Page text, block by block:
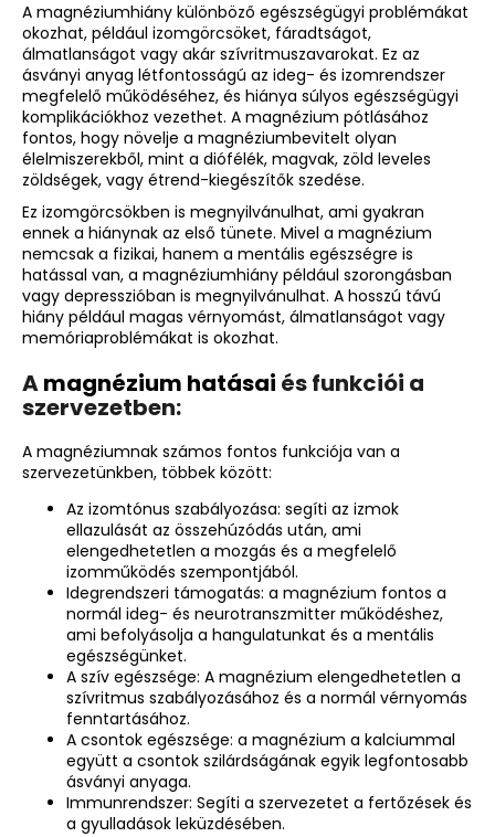
A magnéziumhiány különböző egészségügyi problémákat
okozhat, például izomgörcsöket, fáradtságot,
álmatlanságot vagy akár szívritmuszavarokat. Ez az
ásványi anyag létfontosságú az ideg- és izomrendszer
megfelelő működéséhez, és hiánya súlyos egészségügyi
komplikációkhoz vezethet. A magnézium pótlásához
fontos, hogy növelje a magnéziumbevitelt olyan
élelmiszerekből, mint a diófélék, magvak, zöld leveles
zöldségek, vagy étrend-kiegészítők szedése.
Ez izomgörcsökben is megnyilvánulhat, ami gyakran
ennek a hiánynak az első tünete. Mivel a magnézium
nemcsak a fizikai, hanem a mentális egészségre is
hatással van, a magnéziumhiány például szorongásban
vagy depresszióban is megnyilvánulhat. A hosszú távú
hiány például magas vérnyomást, álmatlanságot vagy
memóriaproblémákat is okozhat.
Amagnézium hatásai és funkciói a
szervezetben:
A magnéziumnak számos fontos funkciója van a
szervezetünkben, többek között:
Az izomtónus szabályozása: segíti az izmok
ellazulását az összehúzódás után, ami
elengedhetetlen a mozgás és a megfelelő
izomműködés szempontjából.
Idegrendszeri támogatás: a magnézium fontos a
normál ideg- és neurotranszmitter működéshez,
ami befolyásolja a hangulatunkat és a mentális
egészségünket.
A szív egészsége: A magnézium elengedhetetlen a
szívritmus szabályozásához és a normál vérnyomás
fenntartásához.
A csontok egészsége: a magnézium a kalciummal
együtt a csontok szilárdságának egyik legfontosabb
ásványi anyaga.
Immunrendszer: Segíti a szervezetet a fertőzések és
a gyulladások leküzdésében.
A
j
á
n
l
j
u
k
ANGELCARE
AC25
LÉGZÉSFIGYELŐ
ÉS
VIDEÓS
BABAŐRZŐ
B-
KATEGÓRIÁS
TERMÉK
-
DOBOZ
NÉLKÜL
(A87-
Korábbi: